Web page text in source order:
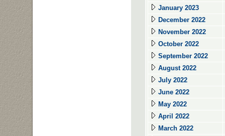
January 2023
December 2022
November 2022
October 2022
September 2022
August 2022
July 2022
June 2022
May 2022
April 2022
March 2022